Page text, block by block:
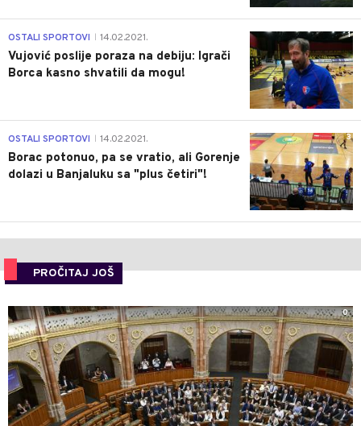
1
OSTALI SPORTOVI 14.02.2021.
Vujović poslije poraza na debiju: Igrači
Borca kasno shvatili da mogu!
3
OSTALI SPORTOVI 14.02.2021.
Borac potonuo, pa se vratio, ali Gorenje
dolazi u Banjaluku sa "plus četiri"!
PROČITAJ JOŠ
0